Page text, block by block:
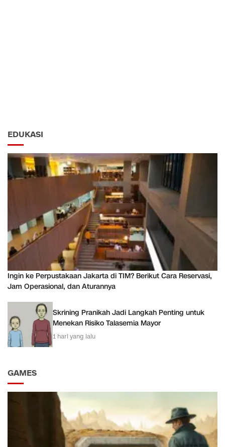
EDUKASI
Ingin ke Perpustakaan Jakarta di TIM? Berikut Cara Reservasi,
Jam Operasional, dan Aturannya
Skrining Pranikah Jadi Langkah Penting untuk
Menekan Risiko Talasemia Mayor
1 hari yang lalu
GAMES